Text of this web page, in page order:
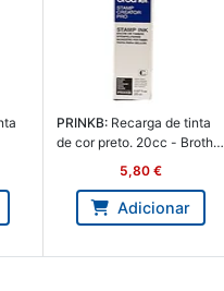
PRINKB: Re­carga de tinta
de cor preto. 20cc - Brother
5,80 €
Adicionar